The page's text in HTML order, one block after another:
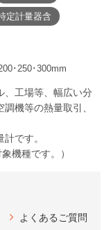
定計量器含
･250･300mm
、工場等、幅広い分
機等の熱量取引、
です。
機種です。）
よくあるご質問